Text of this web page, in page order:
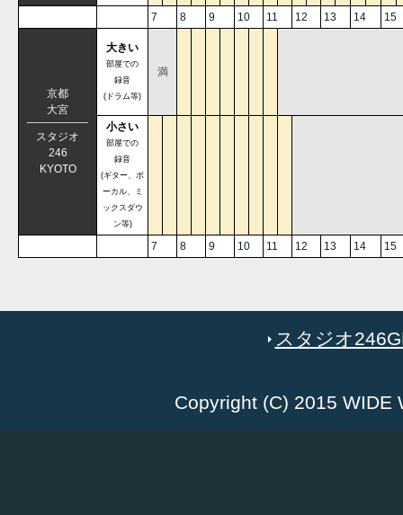
7 8 9 10 11 12 13 14 15
京都
大宮
スタジオ
246
KYOTO
大きい
部屋での
録音
(ドラム等)
満
小さい
部屋での
録音
(ギター、ボ
ーカル、ミ
ックスダウ
ン等)
7 8 9 10 11 12 13 14 15
スタジオ
Copyright (C) 2015 WIDE